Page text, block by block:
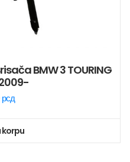
BMW 3 TOURING
2009-
рсд
korpu